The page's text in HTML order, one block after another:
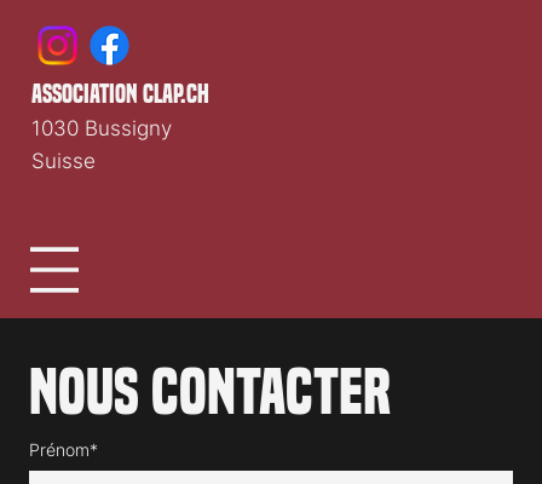
Nous contacter
Prénom*
association clap.ch
1030 Bussigny
Suisse